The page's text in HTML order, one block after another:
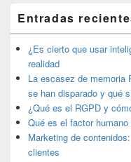
área
de
widget
barra
lateral
primaria
Entradas
¿Es cierto que usar
realidad
La escasez de memoria
se han disparado y qué
¿Qué es el RGPD y
Qué es el factor
Marketing de
clientes